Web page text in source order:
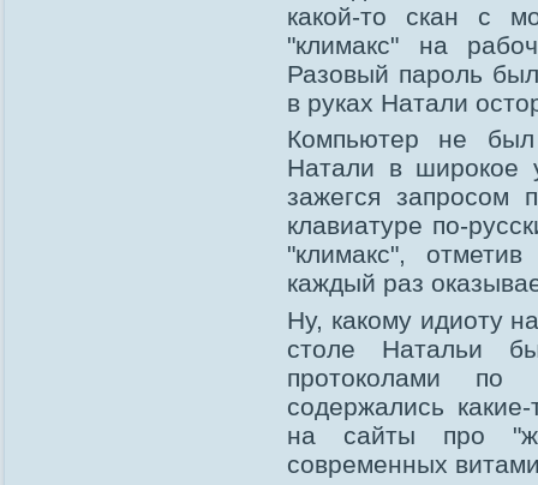
какой-то скан с
"климакс" на
Разовый пароль
в руках Натали
Компьютер не был
Натали в широкое
зажегся запросом
клавиатуре по-
"климакс",
каждый раз
Ну, какому идиоту
столе Натальи
протоколами
содержались
на сайты про
современных